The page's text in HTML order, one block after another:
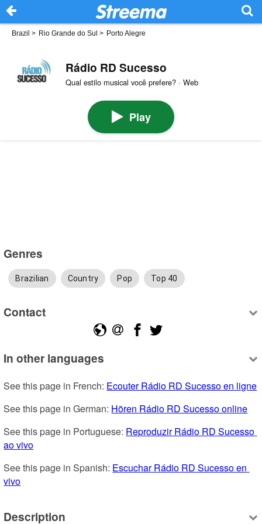
Brazil > Rio Grande do Sul > Porto Alegre
Rádio RD Sucesso
Qual estilo musical você prefere? · Web
Play
Genres
Brazilian Country Pop Top 40
Contact
In other languages
See this page in French: Ecouter Rádio RD Sucesso en ligne
See this page in German: Hören Rádio RD Sucesso online
See this page in Portuguese: Reproduzir Rádio RD Sucesso
ao vivo
See this page in Spanish: Escuchar Rádio RD Sucesso en
vivo
Description